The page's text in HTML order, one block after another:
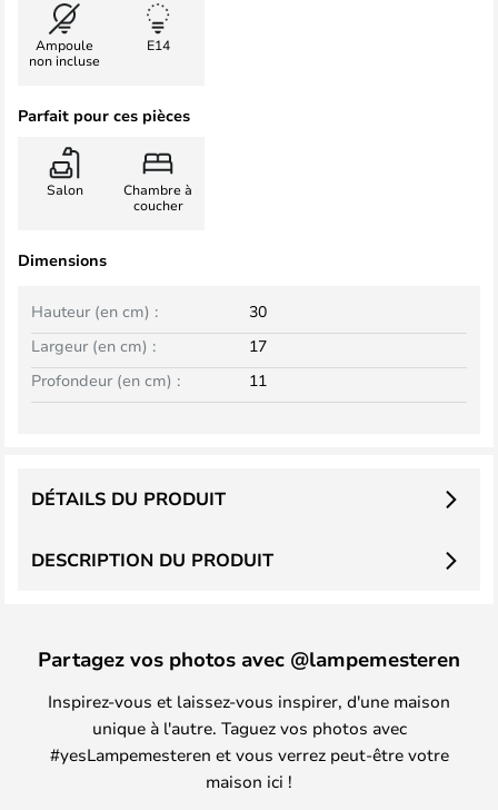
Ampoule
non incluse
E14
Parfait pour ces pièces
Salon
Chambre à
coucher
Dimensions
Largeur (en cm) : 17
Hauteur (en cm) : 30
Profondeur (en cm) : 11
DESCRIPTION DU PRODUIT
DÉTAILS DU PRODUIT
Partagez vos photos avec @lampemesteren
Inspirez-vous et laissez-vous inspirer, d'une maison
unique à l'autre. Taguez vos photos avec
#yesLampemesteren et vous verrez peut-être votre
maison ici !